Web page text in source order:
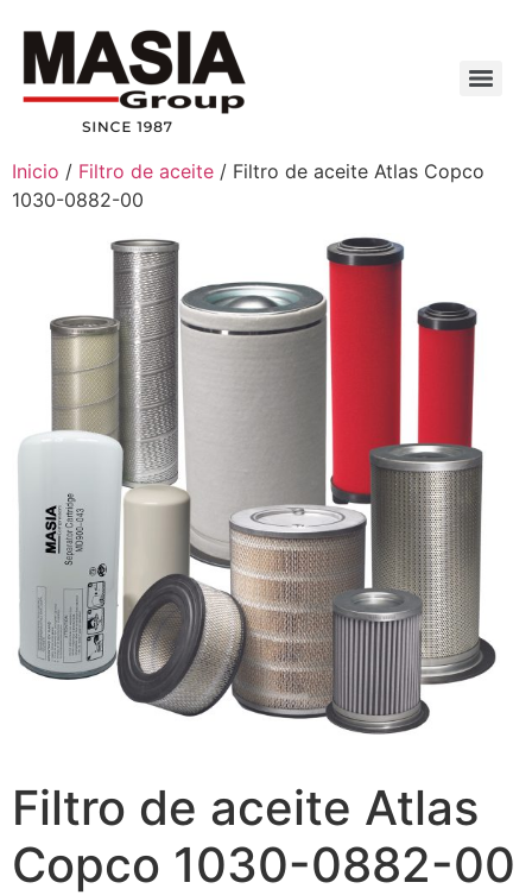
Inicio / Filtro de aceite / Filtro de aceite Atlas Copco
1030-0882-00
Filtro de aceite Atlas
Copco 1030-0882-00